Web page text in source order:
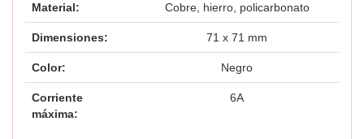
Material: Cobre, hierro, policarbonato
Dimensiones: 71 x 71 mm
Color: Negro
Corriente
máxima:
6A